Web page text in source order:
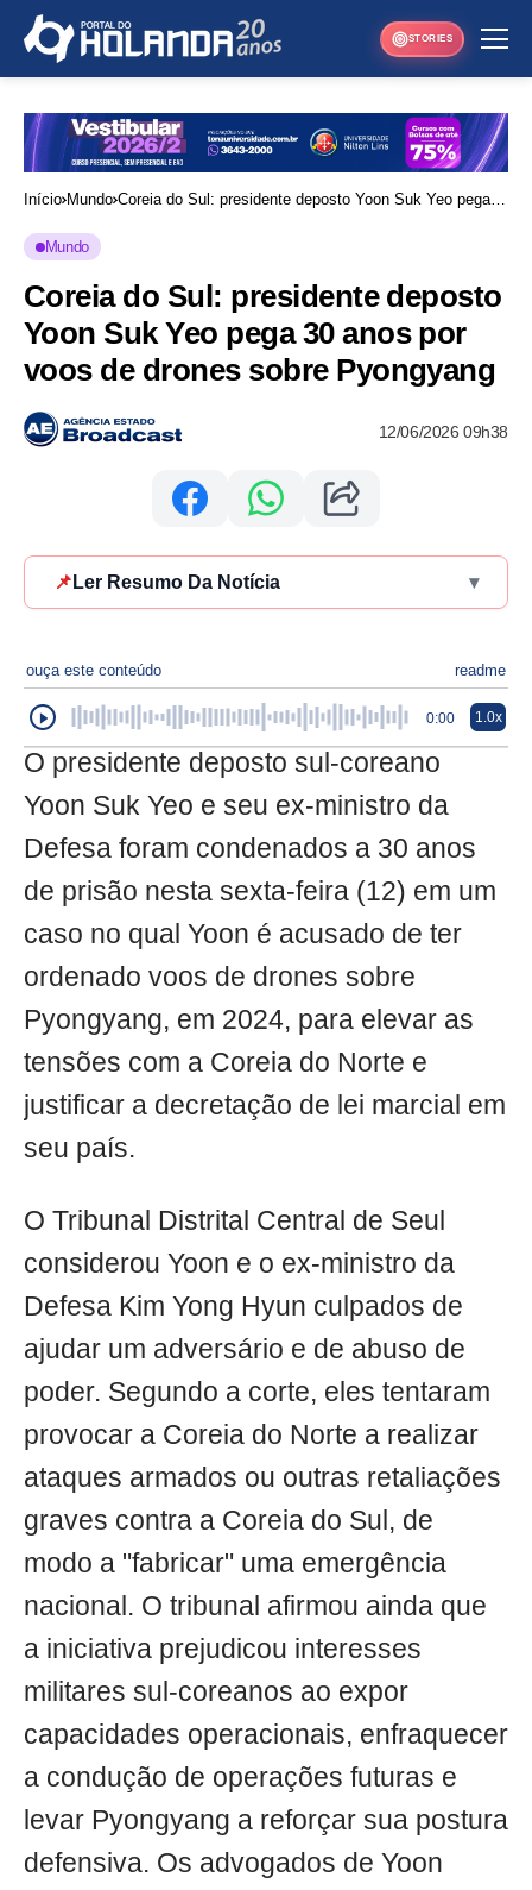
STORIES
Início Mundo Coreia do Sul: presidente deposto Yoon Suk Yeo pega
Mundo
Coreia do Sul: presidente deposto
Yoon Suk Yeo pega 30 anos por
voos de drones sobre Pyongyang
12/06/2026 09h38
📌 Ler Resumo Da Notícia ▾
ouça este conteúdo readme
0:00 1.0x
O presidente deposto sul-coreano
Yoon Suk Yeo e seu ex-ministro da
Defesa foram condenados a 30 anos
de prisão nesta sexta-feira (12) em um
caso no qual Yoon é acusado de ter
ordenado voos de drones sobre
Pyongyang, em 2024, para elevar as
tensões com a Coreia do Norte e
justificar a decretação de lei marcial em
seu país.
O Tribunal Distrital Central de Seul
considerou Yoon e o ex-ministro da
Defesa Kim Yong Hyun culpados de
ajudar um adversário e de abuso de
poder. Segundo a corte, eles tentaram
provocar a Coreia do Norte a realizar
ataques armados ou outras retaliações
graves contra a Coreia do Sul, de
modo a "fabricar" uma emergência
nacional. O tribunal afirmou ainda que
a iniciativa prejudicou interesses
militares sul-coreanos ao expor
capacidades operacionais, enfraquecer
a condução de operações futuras e
levar Pyongyang a reforçar sua postura
defensiva. Os advogados de Yoon